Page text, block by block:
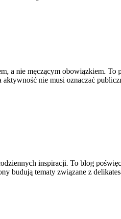
a nie męczącym obowiązkiem. To
nie musi oznaczać
inspiracji. To blog
budują tematy związane z